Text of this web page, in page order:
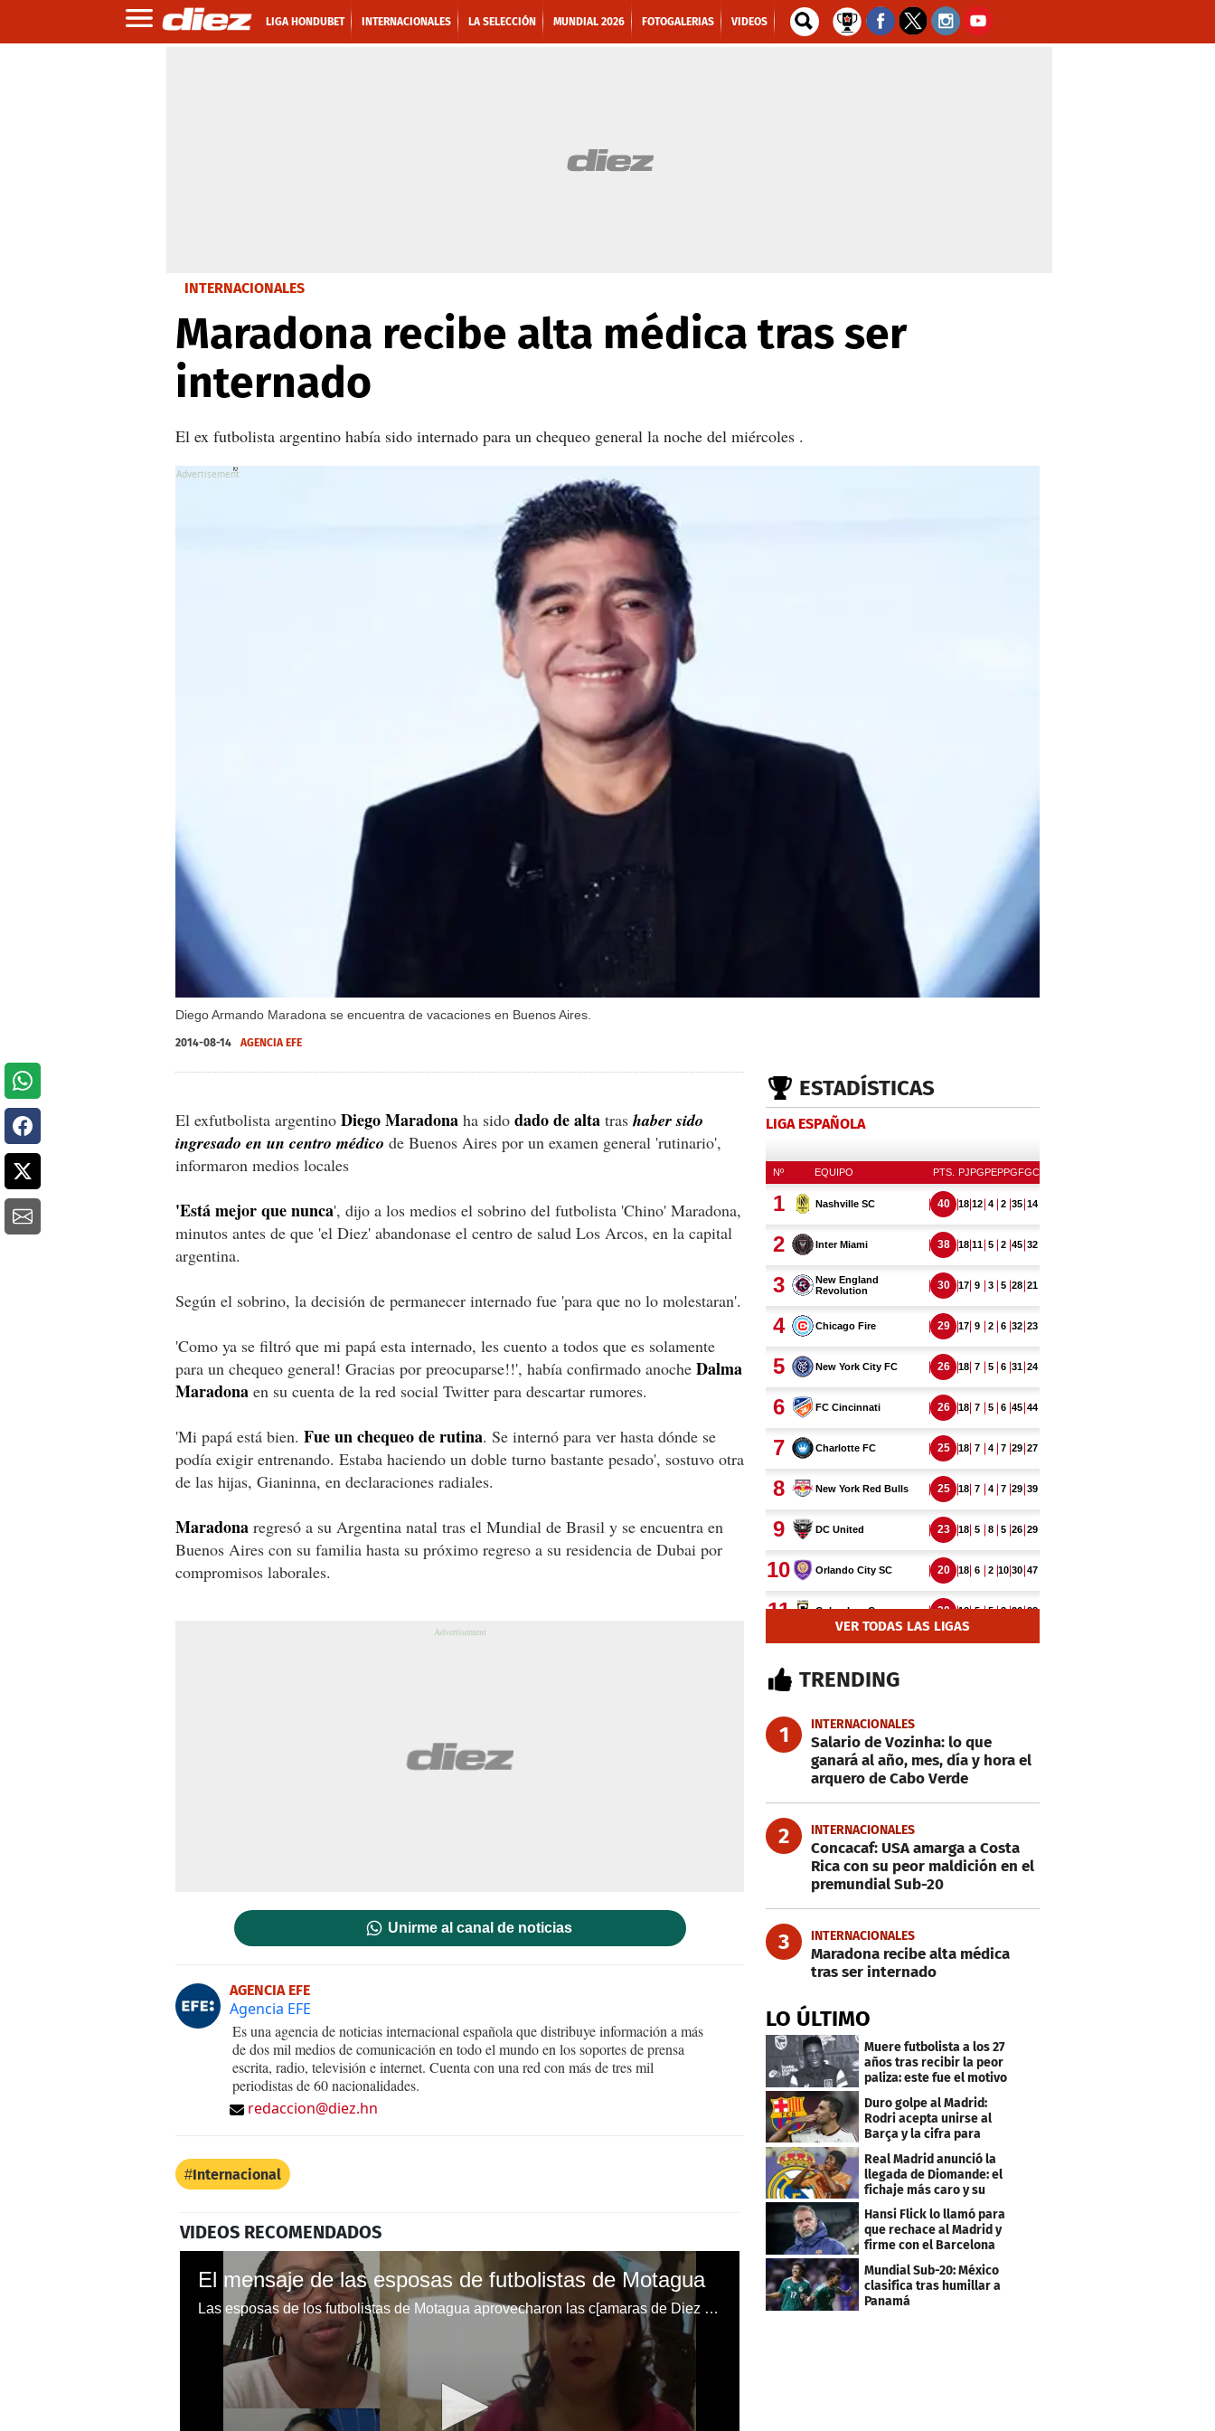
LIGA HONDUBET INTERNACIONALES LA SELECCIÓN MUNDIAL 2026 FOTOGALERIAS VIDEOS
INTERNACIONALES
Maradona recibe alta médica tras ser
internado
El ex futbolista argentino había sido internado para un chequeo general la noche del miércoles .
Diego Armando Maradona se encuentra de vacaciones en Buenos Aires.
X
2014-08-14 AGENCIA EFE
El exfutbolista argentino Diego Maradona ha sido dado de alta tras haber sido
ingresado en un centro médico de Buenos Aires por un examen general 'rutinario',
informaron medios locales
'Está mejor que nunca', dijo a los medios el sobrino del futbolista 'Chino' Maradona,
minutos antes de que 'el Diez' abandonase el centro de salud Los Arcos, en la capital
argentina.
Según el sobrino, la decisión de permanecer internado fue 'para que no lo molestaran'.
'Como ya se filtró que mi papá esta internado, les cuento a todos que es solamente
para un chequeo general! Gracias por preocuparse!!', había confirmado anoche Dalma
Maradona en su cuenta de la red social Twitter para descartar rumores.
'Mi papá está bien. Fue un chequeo de rutina. Se internó para ver hasta dónde se
podía exigir entrenando. Estaba haciendo un doble turno bastante pesado', sostuvo otra
de las hijas, Gianinna, en declaraciones radiales.
Maradona regresó a su Argentina natal tras el Mundial de Brasil y se encuentra en
Buenos Aires con su familia hasta su próximo regreso a su residencia de Dubai por
compromisos laborales.
Unirme al canal de noticias
AGENCIA EFE
Agencia EFE
Es una agencia de noticias internacional española que distribuye información a más
de dos mil medios de comunicación en todo el mundo en los soportes de prensa
escrita, radio, televisión e internet. Cuenta con una red con más de tres mil
periodistas de 60 nacionalidades.
redaccion@diez.hn
Internacional
VIDEOS RECOMENDADOS
El mensaje de las esposas de futbolistas de Motagua
Las esposas de los futbolistas de Motagua aprovecharon las c[amaras de Diez Tv para enviar un emotivo mensaje a sus parejas que este fin de semana se juega la copa ante Marath[on.
ESTADÍSTICAS
LIGA ESPAÑOLA
VER TODAS LAS LIGAS
TRENDING
1 INTERNACIONALES
Salario de Vozinha: lo que
ganará al año, mes, día y hora el
arquero de Cabo Verde
2 INTERNACIONALES
Concacaf: USA amarga a Costa
Rica con su peor maldición en el
premundial Sub-20
3 INTERNACIONALES
Maradona recibe alta médica
tras ser internado
LO ÚLTIMO
Muere futbolista a los 27
años tras recibir la peor
paliza: este fue el motivo
Duro golpe al Madrid:
Rodri acepta unirse al
Barça y la cifra para
cerrar su fichaje
Real Madrid anunció la
llegada de Diomande: el
fichaje más caro y su
contrato
Hansi Flick lo llamó para
que rechace al Madrid y
firme con el Barcelona
Mundial Sub-20: México
clasifica tras humillar a
Panamá